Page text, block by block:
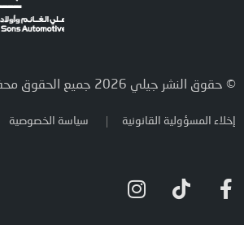
© حقوق النشر جيلي 2026 جميع الحقوق محفوظة.
إخلاء المسؤولية القانونية سياسة الخصوصية